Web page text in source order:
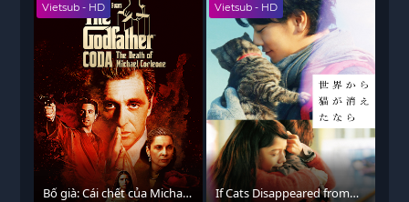
Khán giả hiện có thể thưởng thức bộ phimSăn
Nô Lệ với chất lượng Vietsub Full HDtại
subnhanh– nền tảng xem phim uy tín, liên tục
cập nhật những bộ phim nổi bật và hấp dẫn nhất.
Vietsub - HD
Bố già: Cái chết của Michael
Vietsub - HD
If Cats Disappeared from